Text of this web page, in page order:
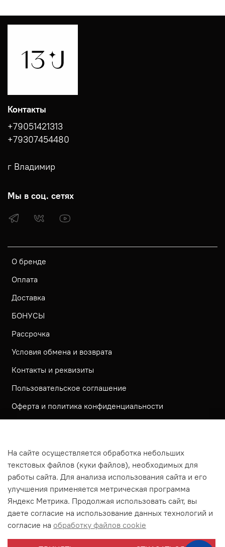
О бренде
Оплата
Доставка
БОНУСЫ
Рассрочка
Условия обмена и возврата
Контакты и реквизиты
Пользовательское соглашение
Оферта и политика конфиденциальности
Согласие посетителя сайта на обработку
персональных данных
На сайте используется метрическая система ЯНДЕКС
МЕТРИКА
На сайте применяются рекомендательные технологии
Согласие на получение рассылки рекламно-
Контакты
+79051421313
+79307454480
г Владимир
Мы в соц. сетях
На сайте осуществляется обработка небольших
текстовых файлов (куки файлов), необходимых для
работы сайта. Для анализа использования сайта и его
улучшения применяется метрическая программа
Яндекс Метрика. Продолжая использовать сайт, вы
даете согласие на использование данных технологий и
согласие на обработку файлов cookie